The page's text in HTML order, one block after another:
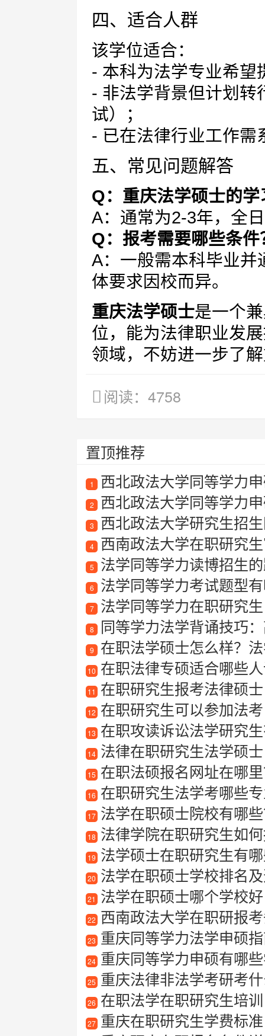
四、适合人群
该学位适合：
- 本科为法学专业希望
- 非法学背景但计划转
试）；
- 已在法律行业工作需
五、常见问题解答
Q：重庆法学硕士的
A：通常为2-3年，全
Q：报考需要哪些条件
A：一般需本科毕业并
体要求因校而异。
重庆法学硕士是一个
位，能为法律职业发
领域，不妨进一步了
阅读：4758
置顶推荐
1 西北政法大学同等学力
2 西北政法大学同等学力
3 西北政法大学研究生招
4 西南政法大学在职研究
5 法学同等学力读博招生
6 法学同等学力考试题型有哪
7 法学同等学力在职研究生
8 同等学力法学背诵技巧
9 在职法学硕士怎么样？
10 在职法律专硕适合哪些
11 在职研究生报考法律硕士
12 在职研究生可以参加法考
13 在职攻读诉讼法学研究
14 法律在职研究生法学硕士
15 在职法硕报名网址在哪
16 在职研究生法学考哪些
17 法学在职硕士院校有哪
18 法律学院在职研究生如
19 法学硕士在职研究生有
20 法学在职硕士学校排名
21 法学在职硕士哪个学校好
22 西南政法大学在职研报
23 重庆同等学力法学申硕指南
24 重庆同等学力申硕有哪
25 重庆法律非法学考研考
26 在职法学在职研究生培训
27 重庆在职研究生学费标准